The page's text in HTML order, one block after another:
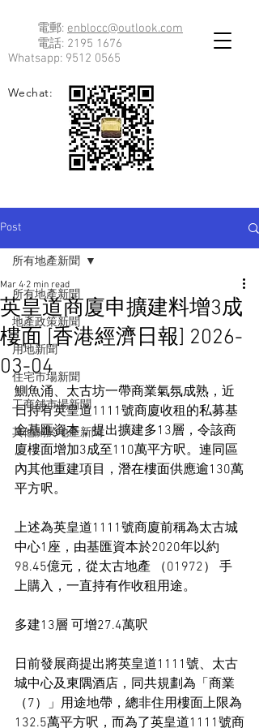
電郵: enblocc@outlook.com
電話: 2195 1676
Whatsapp: 9512 0565
Wechat:
Post
所有地產新聞
地產政策新聞
用地新聞
住宅市場新聞
工商舖市場新聞
其他關於地產新聞
所有地產新聞
英皇道商廈申擴建料增3成
樓面 [香港經濟日報] 2026-
03-04
Mar 4 2 min read
鰂魚涌、太古坊一帶商業氣氛成熟，近
日持有英皇道1111號商廈收租的私募基
金基匯資本，提出擴建多13層，令該商
廈樓面增加3成至110萬平方呎。連同區
內其他重建項目，潛在樓面供應逾130萬
平方呎。
上述為英皇道1111號商廈前稱為太古城
中心1座，由基匯資本於2020年以約
98.45億元，從太古地產 （01972） 手
上購入，一直持有作收租用途。
多建13層 可增27.4萬呎
日前發展商提出將英皇道1111號、太古
城中心及東隅酒店，同共規劃為「商業
（7）」用途地帶，總非住用樓面上限為
132.5萬平方呎，而為了英皇道1111號商